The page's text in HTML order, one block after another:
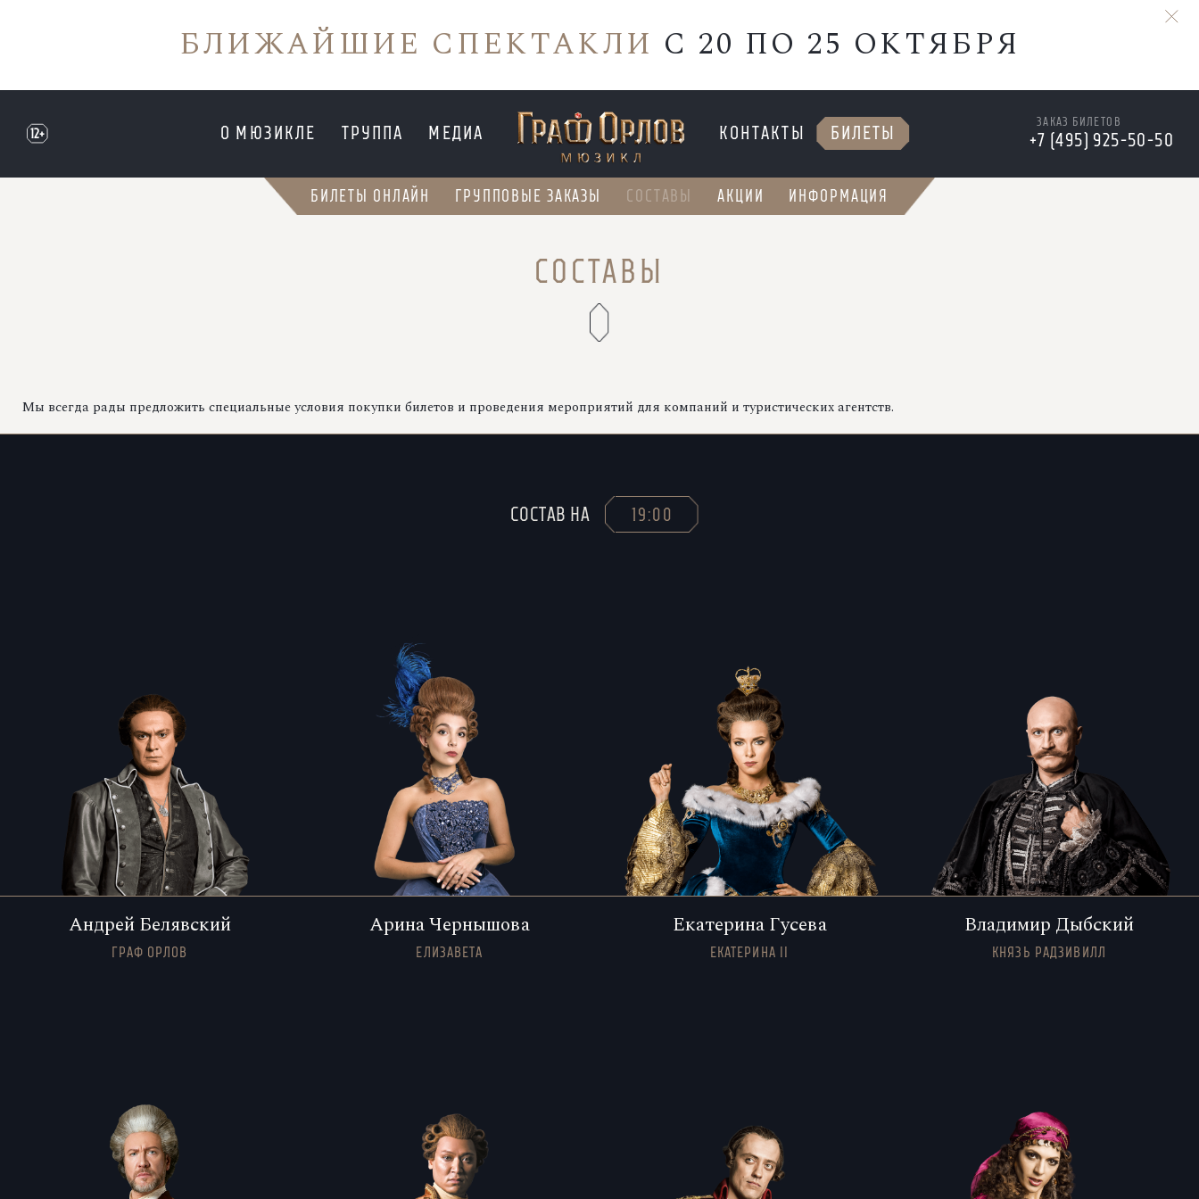
БЛИЖАЙШИЕ СПЕКТАКЛИ С 20 ПО 25 ОКТЯБРЯ
БЛИЖАЙШИЕ СПЕКТАКЛИС 20 ПО 25 ОКТЯБРЯ
12+ О МЮЗИКЛЕ ТРУППА МЕДИА КОНТАКТЫ БИЛЕТЫ ЗАКАЗ БИЛЕТОВ
+7 (495) 925-50-50
БИЛЕТЫ ОНЛАЙН ГРУППОВЫЕ ЗАКАЗЫ СОСТАВЫ АКЦИИ ИНФОРМАЦИЯ
СОСТАВЫ
Мы всегда рады предложить специальные условия покупки билетов и проведения мероприятий для компаний и туристических агентств.
СОСТАВ НА 19:00
Андрей Белявский
ГРАФ ОРЛОВ
Арина Чернышова
ЕЛИЗАВЕТА
Екатерина Гусева
ЕКАТЕРИНА II
Владимир Дыбский
КНЯЗЬ РАДЗИВИЛЛ